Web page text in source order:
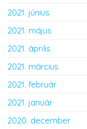
2021. június
2021. május
2021. április
2021. március
2021. február
2021. január
2020. december